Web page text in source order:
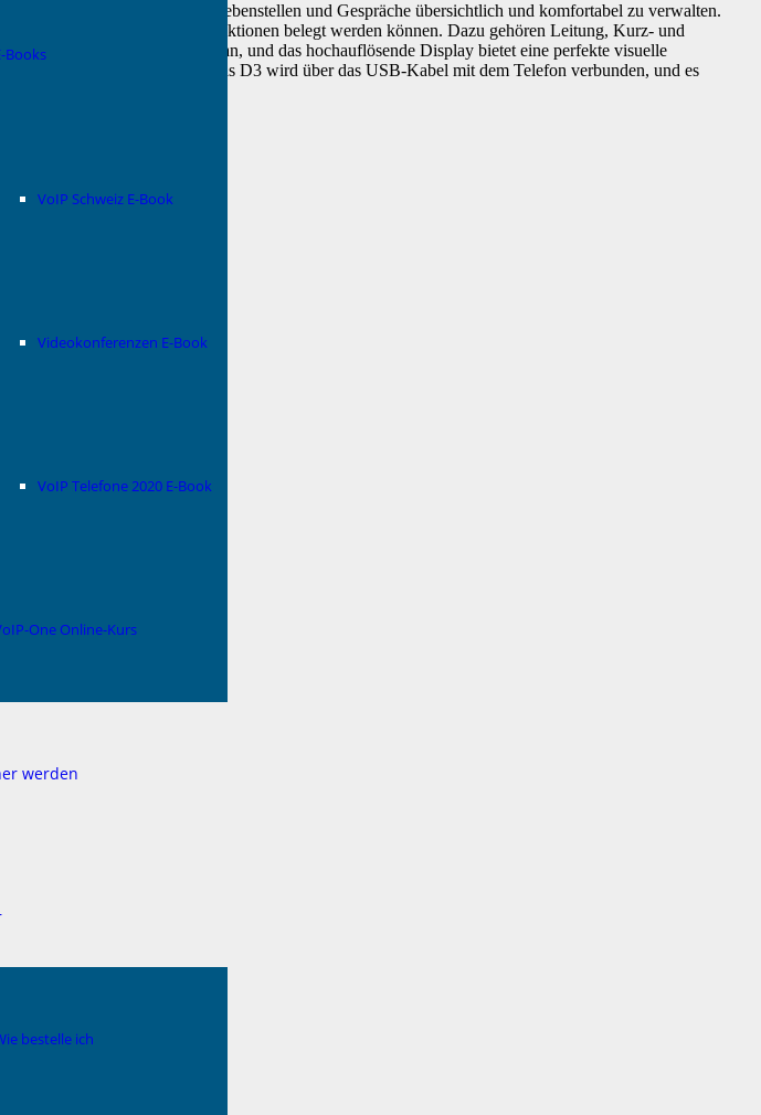
Books
VoIP Schweiz E-Book
Videokonferenzen E-Book
VoIP Telefone 2020 E-Book
One Online-Kurs
werden
bestelle ich
und eine Vielzahl von Nebenstellen und Gespräche übersichtlich und komfortabel zu verwalten.
Telefonen verfügbaren Funktionen belegt werden können. Dazu gehören Leitung, Kurz- und
und Präsenzstatus an, und das hochauflösende Display bietet eine perfekte visuelle
beschriftet werden kann. Das D3 wird über das USB-Kabel mit dem Telefon verbunden, und es